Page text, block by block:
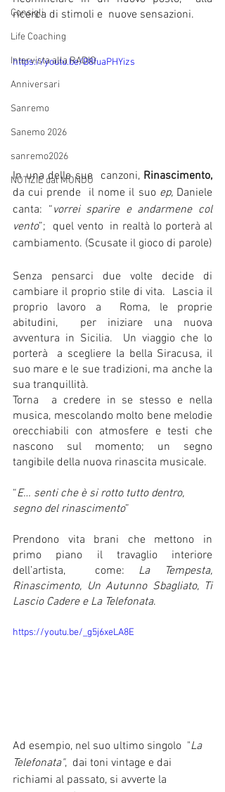
Consigli
Life Coaching
Intervista alla RADIO
Anniversari
Sanremo
Sanemo 2026
sanremo2026
NOTIZIE dal MONDO
ricerca di stimoli e  nuove sensazioni.
https://youtu.be/B8fuaPHYizs
In una delle sue  canzoni,
da cui prende  il nome il suo ep, Daniele
canta: “vorrei sparire e andarmene col
vento”;  quel vento  in realtà lo porterà al
cambiamento. (Scusate il gioco di parole)
Senza pensarci due volte decide di
cambiare il proprio stile di vita.  Lascia il
proprio lavoro a  Roma, le proprie
abitudini,  per iniziare una nuova
avventura in Sicilia.  Un viaggio che lo
porterà  a scegliere la bella Siracusa, il
suo mare e le sue tradizioni, ma anche la
sua tranquillità.
Torna  a credere in se stesso e nella
musica, mescolando molto bene melodie
orecchiabili con atmosfere e testi che
nascono sul momento; un segno
tangibile della nuova rinascita musicale.
“E… senti che è si rotto tutto dentro,
segno del rinascimento”
Prendono vita brani che mettono in
primo piano il travaglio interiore
dell’artista,  come: La Tempesta,
Rinascimento, Un Autunno Sbagliato, Ti
Lascio Cadere e La Telefonata.
https://youtu.be/_g5j6xeLA8E
Ad esempio, nel suo ultimo singolo  "La
Telefonata",  dai toni vintage e dai
richiami al passato, si avverte la